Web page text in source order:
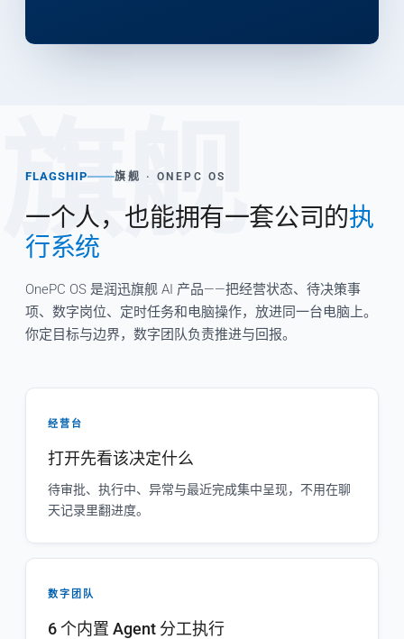
旗舰
FLAGSHIP 旗舰 · ONEPC OS
一个人，也能拥有一套公司的执
行系统
OnePC OS 是润迅旗舰 AI 产品——把经营状态、待决策事
项、数字岗位、定时任务和电脑操作，放进同一台电脑上。
你定目标与边界，数字团队负责推进与回报。
经营台
打开先看该决定什么
待审批、执行中、异常与最近完成集中呈现，不用在聊
天记录里翻进度。
数字团队
6 个内置 Agent 分工执行